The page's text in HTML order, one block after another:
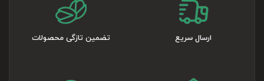
ارسال سریع تضمین تازگی محصولات